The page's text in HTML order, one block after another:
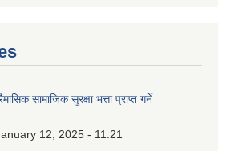
सामाजिक सुरक्षा भत्ता प्राप्त गर्ने
12, 2025 - 11:21